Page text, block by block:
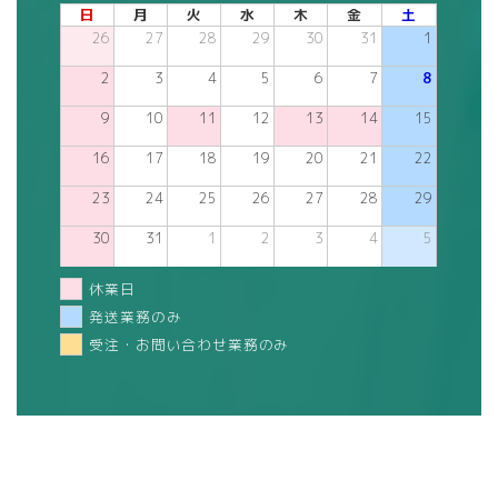
日 月 火 水 木 金 土
26 27 28 29 30 31 1
2 3 4 5 6 7 8
9 10 11 12 13 14 15
16 17 18 19 20 21 22
23 24 25 26 27 28 29
30 31 1 2 3 4 5
休業日
発送業務のみ
受注・お問い合わせ業務のみ